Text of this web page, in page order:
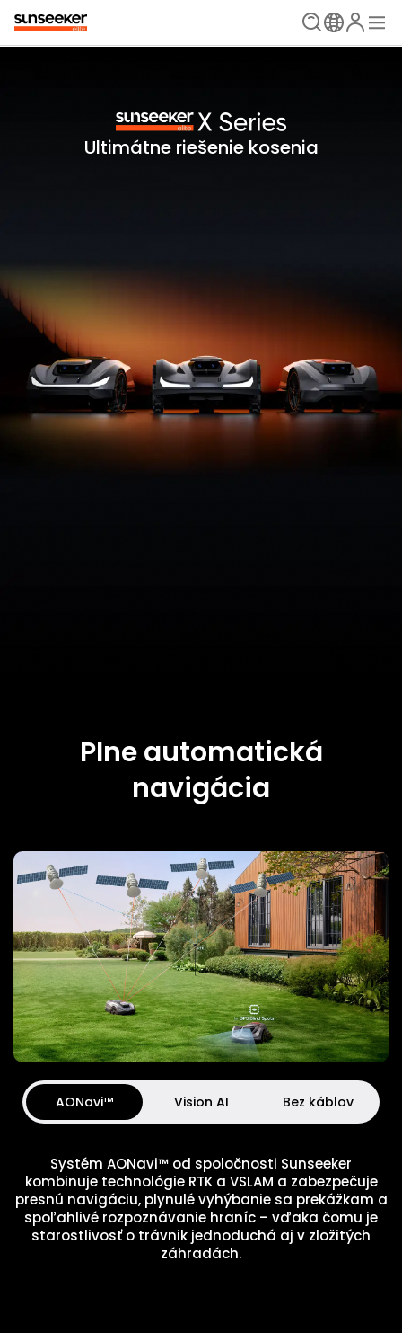
Ultimátne riešenie kosenia
Plne automatická
navigácia
AONavi™ Vision AI Bez káblov
Systém AONavi™ od spoločnosti Sunseeker
kombinuje technológie RTK a VSLAM a zabezpečuje
presnú navigáciu, plynulé vyhýbanie sa prekážkam a
spoľahlivé rozpoznávanie hraníc – vďaka čomu je
starostlivosť o trávnik jednoduchá aj v zložitých
záhradách.